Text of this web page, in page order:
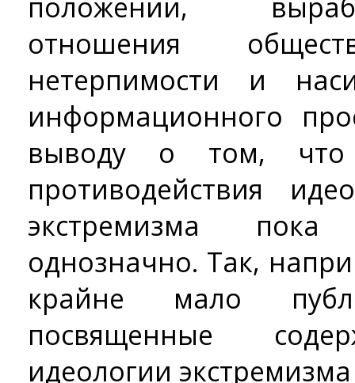
отношения
нетерпимости и
информационного
выводу о том,
противодействия
экстремизма
однозначно. Так,
крайне мало
посвященные
идеологии